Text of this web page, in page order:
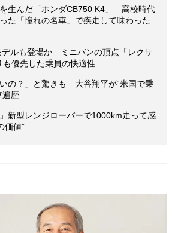
生んだ「ホンダCB750 K4」 高校時代
た「憧れの名車」で疾走して味わった
デルも登場か ミニバンの頂点「レクサ
も優先した乗員の快適性
いの？」と驚きも 大谷翔平が“米国で乗
遍歴
」新型レンジローバーで1000km走って感
価値”